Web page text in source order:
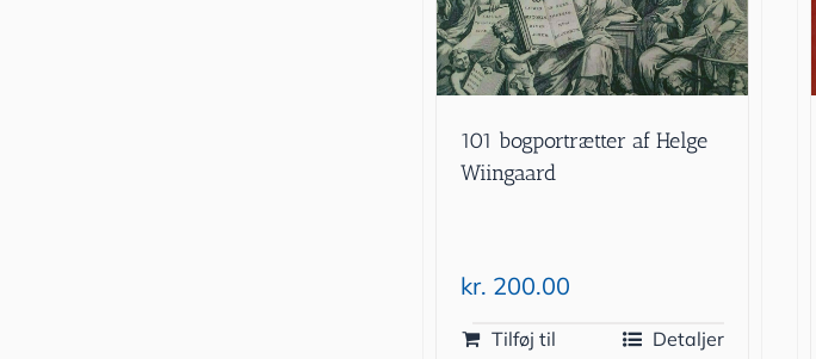
101 bogportrætter af Helge
Wiingaard
kr. 200.00
Tilføj til
Detaljer